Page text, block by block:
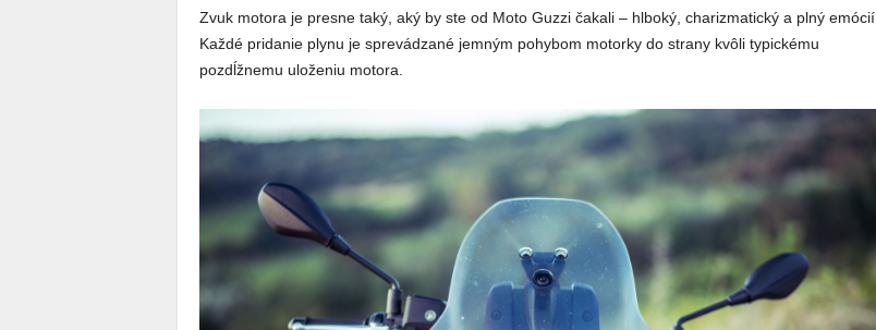
Zvuk motora je presne taký, aký by ste od Moto Guzzi čakali – hlboký, charizmatický a plný emócií.
Každé pridanie plynu je sprevádzané jemným pohybom motorky do strany kvôli typickému
pozdĺžnemu uloženiu motora.